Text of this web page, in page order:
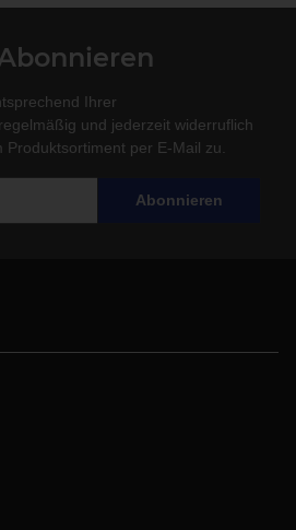
Ihrer
regelmäßig und jederzeit widerruflich
per E-Mail zu.
Abonnieren